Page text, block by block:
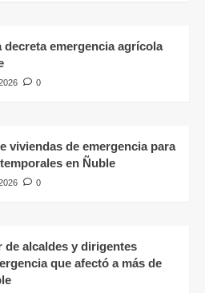
emergencia agrícola
0
viviendas de emergencia para
en Ñuble
0
de alcaldes y dirigentes
que afectó a más de